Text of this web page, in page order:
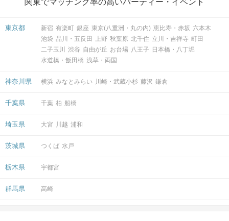
東京都 新宿 有楽町 銀座 東京(八重洲・丸の内) 恵比寿・赤坂 六本木
池袋 品川・五反田 上野 秋葉原 北千住 立川・吉祥寺 町田
二子玉川
渋谷 自由が丘 お台場 八王子 日本橋・八丁堀
水道橋・飯田橋 浅草・両国
神奈川県 横浜 みなとみらい 川崎・武蔵小杉 藤沢 鎌倉
千葉県 千葉 柏 船橋
埼玉県 大宮 川越 浦和
茨城県 つくば 水戸
栃木県 宇都宮
群馬県 高崎